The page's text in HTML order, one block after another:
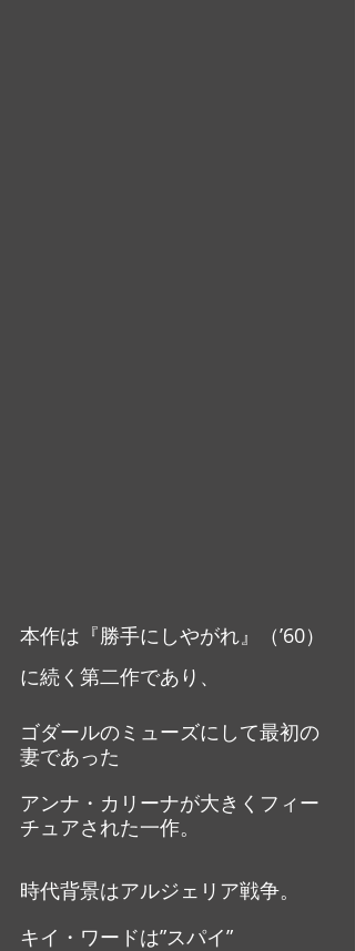
本作は『勝手にしやがれ』（’60）
に続く第二作であり、
ゴダールのミューズにして最初の
妻であった
アンナ・カリーナが大きくフィー
チュアされた一作。
時代背景はアルジェリア戦争。
キイ・ワードは”スパイ”